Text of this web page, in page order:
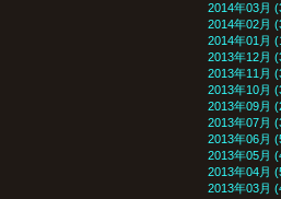
2014年03月
2014年02月
2014年01月
2013年12月
2013年11月
2013年10月
2013年09月
2013年07月
2013年06月
2013年05月
2013年04月
2013年03月